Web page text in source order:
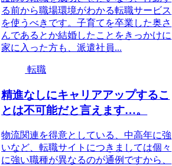
る前から職場環境がわかる転職サービス
を使うべきです。子育てを卒業した奥さ
んであるとか結婚したことをきっかけに
家に入った方も、派遣社員...
転職
精進なしにキャリアアップするこ
とは不可能だと言えます…。
物流関連を得意としている、中高年に強
いなど、転職サイトにつきましては個々
に強い職種が異なるのが通例ですから、